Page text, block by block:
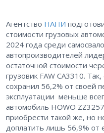
Агентство НАПИ
стоимости грузовых
2024 года среди
автопроизводителей
остаточной стоимости
грузовик FAW CA3310.
сохранил 56,2% от своей
эксплуатации меньше
автомобиль HOWO
приобрести такой же, но
доплатить лишь 56,9% от